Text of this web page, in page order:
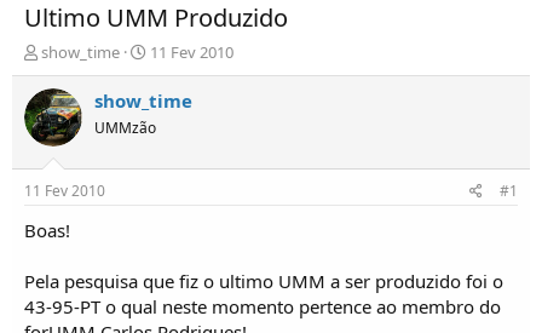
Ultimo UMM Produzido
I
n
i
c
i
d
o
r
T
ó
show_time
D
a
t
a
d
o
11 Fev 2010
show_time
UMMzão
11 Fev 2010 #1
Boas!
Pela pesquisa que fiz o ultimo UMM a ser produzido foi o
43-95-PT o qual neste momento pertence ao membro do